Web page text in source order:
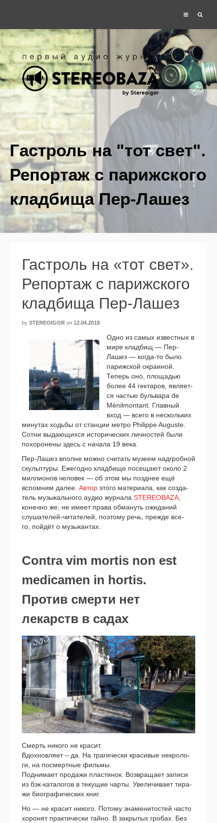
Гастроль на "тот свет".
Репортаж с парижского
кладбища Пер-Лашез
Гастроль на «тот свет».
Репортаж с парижского
кладбища Пер-Лашез
by STEREOIGOR on 12.04.2018
Одно из самых извест­ных в
мире клад­бищ — Пер-
Лашез — когда-то было
париж­ской окра­и­ной.
Теперь оно, пло­ща­дью
более 44 гек­та­ров, явля­ет­
ся частью буль­ва­ра de
Ménilmontant. Главный
вход — все­го в несколь­ких
мину­тах ходь­бы от стан­ции мет­ро Philippe Auguste.
Сотни выда­ю­щих­ся исто­ри­че­ских лич­но­стей были
похо­ро­не­ны здесь с нача­ла 19 века.
Пер-Лашез вполне мож­но счи­тать музе­ем над­гроб­ной
скульп­ту­ры. Ежегодно клад­би­ще посе­ща­ют око­ло 2
мил­ли­о­нов чело­век — об этом мы позд­нее ещё
вспом­ним далее. Автор это­го мате­ри­а­ла, как созда­
тель музы­каль­но­го аудио жур­на­ла STEREOBAZA
конеч­но же, не име­ет пра­ва обма­нуть ожи­да­ний
слушателей-читателей, поэто­му речь, преж­де все­
го, пой­дёт о музы­кан­тах.
Contra vim mortis non est
medicamen in hortis.
Против смерти нет
лекарств в садах
Смерть нико­го не кра­сит.
Вдохновляет – да. На тра­ги­че­ски кра­си­вые некро­ло­
ги, на посмерт­ные филь­мы.
Поднимает про­да­жи пла­сти­нок. Возвращает запи­си
из бэк-каталогов в теку­щие чар­ты. Увеличивает тира­
жи био­гра­фи­че­ских книг.
Но — не кра­сит нико­го. Потому зна­ме­ни­то­стей часто
хоро­нят прак­ти­че­ски тай­но. В закры­тых гро­бах. Без